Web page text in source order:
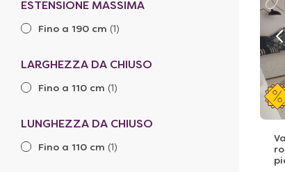
ESTENSIONE MASSIMA
Fino a 190 cm (1)
LARGHEZZA DA CHIUSO
Fino a 110 cm (1)
LUNGHEZZA DA CHIUSO
Fino a 110 cm (1)